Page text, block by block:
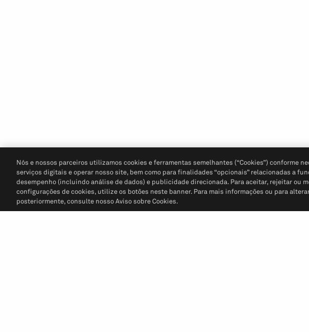
Nós e nossos parceiros utilizamos cookies e ferramentas semelhantes (“Cookies”) conforme
serviços digitais e operar nosso site, bem como para finalidades “opcionais” relacionadas a
desempenho (incluindo análise de dados) e publicidade direcionada. Para aceitar, rejeitar ou
configurações de cookies, utilize os botões neste banner. Para mais informações ou para
posteriormente, consulte nosso Aviso sobre Cookies.